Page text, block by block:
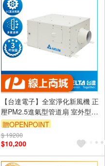
【台達電子】全室淨化新風機 正
壓PM2.5進氣型管道扇 室外型
適用70坪 含濾網 控制面板另購
(VDB40AFXT2-F)
贈OPENPOINT
訂單滿999享9折
$ 19200
$10,200